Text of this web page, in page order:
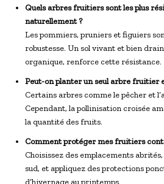
Quels arbres fruitiers sont les plus
naturellement ?
Les pommiers, pruniers et figuiers
robustesse. Un sol vivant et bien
organique, renforce cette résistance.
Peut-on planter un seul arbre fruitier
Certains arbres comme le pêcher et
Cependant, la pollinisation croisée
la quantité des fruits.
Comment protéger mes fruitiers
Choisissez des emplacements
sud, et appliquez des protections